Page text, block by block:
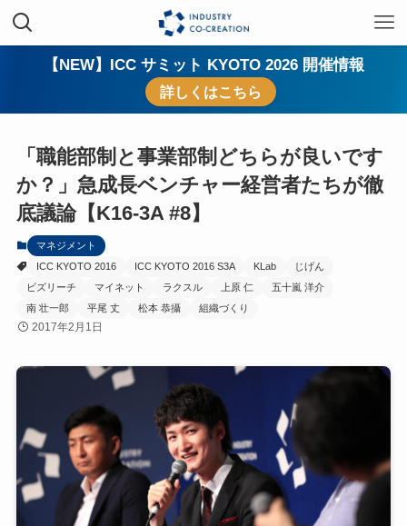
【NEW】ICC サミット KYOTO 2026 開催情報
詳しくはこちら
「職能部制と事業部制どちらが良いです
か？」急成長ベンチャー経営者たちが徹
底議論【K16-3A #8】
マネジメント
ICC KYOTO 2016
ICC KYOTO 2016 S3A KLab
じげん
ビズリーチ
マイネット ラクスル 上原 仁
五十嵐 洋介
南 壮一郎
平尾 丈 松本 恭攝 組織づくり
2017年2月1日